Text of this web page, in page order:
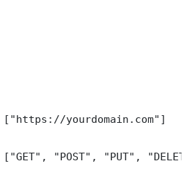
yourdomain.com"]
"POST", "PUT",